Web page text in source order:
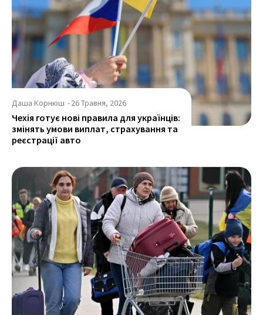
Даша Корнюш -26 Травня, 2026
Чехія готує нові правила для українців:
змінять умови виплат, страхування та
реєстрації авто